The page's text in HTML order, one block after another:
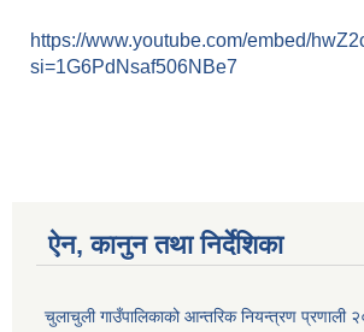
https://www.youtube.com/embed/
si=1G6PdNsaf506NBe7
ऐन, कानुन तथा निर्देशिका
चुलाचुली गाउँपालिकाको आन्तरिक नियन्त्रण प्रणाली